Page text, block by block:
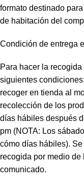
formato destinado
de habitación del
Condición de entrega
Para hacer la
siguientes
recoger en tienda al
recolección de los
días hábiles después
pm (NOTA: Los
cómo días hábiles).
recogida por medio
comunicado.